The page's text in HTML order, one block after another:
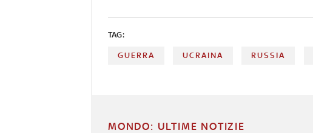
TAG:
GUERRA UCRAINA RUSSIA
MONDO: ULTIME NOTIZIE